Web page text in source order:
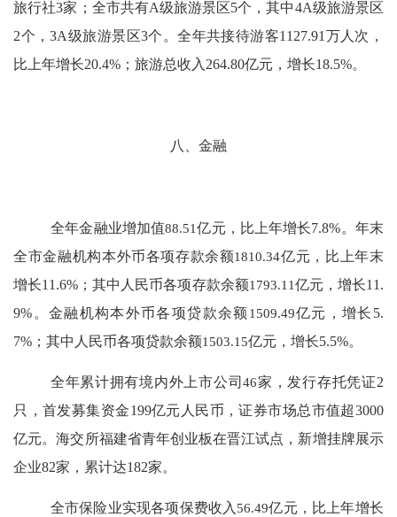
旅行社3家；全市共有A级旅游景区5个，其中4A级旅游景区
2个，3A级旅游景区3个。全年共接待游客1127.91 万人次，
比上年增长20.4% ；旅游总收入 264.80亿元，增长18.5%。
八、金融
全年金融业增加值88.51亿元，比上年增长7.8%。年末
全市金融机构本外币各项存款余额1810.34亿元，比上年末
增长11.6% ；其中人民币各项存款余额1793.11亿元，增长11.
9% 。金融机构本外币各项贷款余额1509.49亿元，增长 5.
7% ；其中人民币各项贷款余额1503.15亿元，增长5.5%。
全年累计拥有境内外上市公司46家，发行存托凭证2
只，首发募集资金199亿元人民币，证券市场总市值超3000
亿元。海交所福建省青年创业板在晋江试点，新增挂牌展示
企业82家，累计达182家。
全市保险业实现各项保费收入56.49亿元，比上年增长